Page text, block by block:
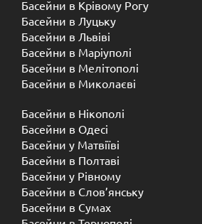
Басейни в Крівому Рогу
Басейни в Луцьку
Басейни в Львіві
Басейни в Маріуполі
Басейни в Мелітополі
Басейни в Миколаєві
Басейни в Нікополі
Басейни в Одесі
Басейни у Матвіїві
Басейни в Полтаві
Басейни у ​​Рівному
Басейни в Слов’янську
Басейни в Сумах